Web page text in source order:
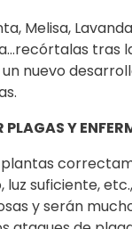
Melisa,
tras
nuevo
Y
plantas
luz suficiente,
y serán